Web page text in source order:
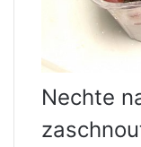
Nechte